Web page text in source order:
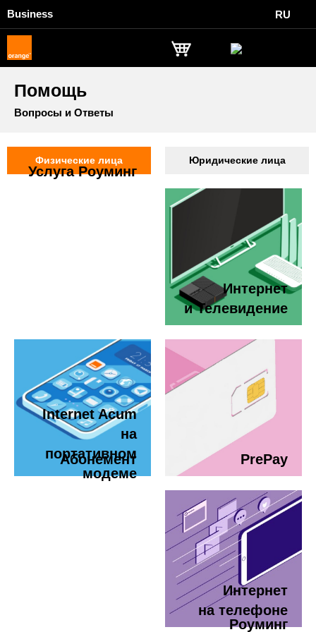
Business RU
Помощь
Вопросы и Ответы
Физические лица Юридические лица
Услуга Роуминг
Интернет
и Телевидение
Абонемент PrePay
Internet Acum
на
портативном
модеме
Интернет
на телефоне
Роуминг